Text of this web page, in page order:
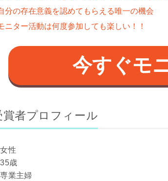
分の存在意義を認めてもらえる唯一の機会
ニター活動は何度参加しても楽しい！！
今すぐモ
賞者プロフィール
性
歳
業主婦